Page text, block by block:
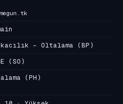
- Oltalama (BP)
(SO)
(PH)